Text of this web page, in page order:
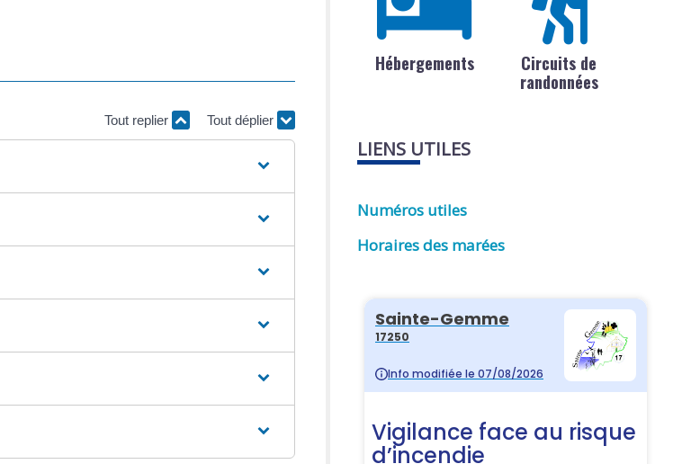
Tout replier Tout déplier
Hébergements
Circuits de
randonnées
LIENS UTILES
Numéros utiles
Horaires des marées